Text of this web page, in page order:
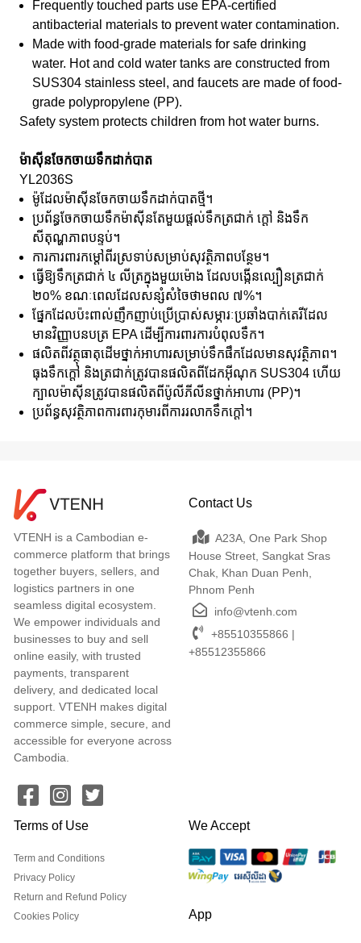
Frequently touched parts use EPA-certified
antibacterial materials to prevent water contamination.
Made with food-grade materials for safe drinking
water. Hot and cold water tanks are constructed from
SUS304 stainless steel, and faucets are made of food-
grade polypropylene (PP).
Safety system protects children from hot water burns.
ម៉ាស៊ីនចែកចាយទឹកដាក់បាត
YL2036S
ម៉ូដែលម៉ាស៊ីនចែកចាយទឹកដាក់បាតថ្មី។
ប្រព័ន្ធចែកចាយទឹកម៉ាស៊ីនតែមួយផ្តល់ទឹកត្រជាក់ ក្តៅ និងទឹក
សីតុណ្ហភាពបន្ទប់។
ការការពារកម្ដៅពីរស្រទាប់សម្រាប់សុវត្ថិភាពបន្ថែម។
ធ្វើឱ្យទឹកត្រជាក់ ៤ លីត្រក្នុងមួយម៉ោង ដែលបង្កើនល្បឿនត្រជាក់
២០% ខណៈពេលដែលសន្សំសំចៃថាមពល ៧%។
ផ្នែកដែលប៉ះពាល់ញឹកញាប់ប្រើប្រាស់សម្ភារៈប្រឆាំងបាក់តេរីដែល
មានវិញ្ញាបនបត្រ EPA ដើម្បីការពារការបំពុលទឹក។
ផលិតពីវត្ថុធាតុដើមថ្នាក់អាហារសម្រាប់ទឹកផឹកដែលមានសុវត្ថិភាព។
ធុងទឹកក្តៅ និងត្រជាក់ត្រូវបានផលិតពីដែកអ៊ីណុក SUS304 ហើយ
ក្បាលម៉ាស៊ីនត្រូវបានផលិតពីប៉ូលីភីលីនថ្នាក់អាហារ (PP)។
ប្រព័ន្ធសុវត្ថិភាពការពារកុមារពីការរលាកទឹកក្តៅ។
VTENH is a Cambodian e-
commerce platform that brings
together buyers, sellers, and
logistics partners in one
seamless digital ecosystem.
We empower individuals and
businesses to buy and sell
online easily, with trusted
payments, transparent
delivery, and dedicated local
support. VTENH makes digital
commerce simple, secure, and
accessible for everyone across
Cambodia.
Contact Us
A23A, One Park Shop
House Street, Sangkat Sras
Chak, Khan Duan Penh,
Phnom Penh
info@vtenh.com
+85510355866 |
+85512355866
Terms of Use
Term and Conditions
Privacy Policy
Return and Refund Policy
Cookies Policy
We Accept
App